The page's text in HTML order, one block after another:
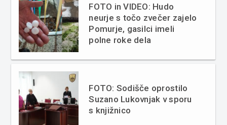
FOTO in VIDEO: Hudo
neurje s točo zvečer zajelo
Pomurje, gasilci imeli
polne roke dela
FOTO: Sodišče oprostilo
Suzano Lukovnjak v sporu
s knjižnico